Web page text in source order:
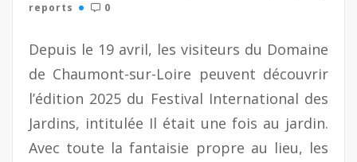
reports
0
Depuis le 19 avril, les visiteurs du Domaine
de Chaumont-sur-Loire peuvent découvrir
l’édition 2025 du Festival International des
Jardins, intitulée Il était une fois au jardin.
Avec toute la fantaisie propre au lieu, les